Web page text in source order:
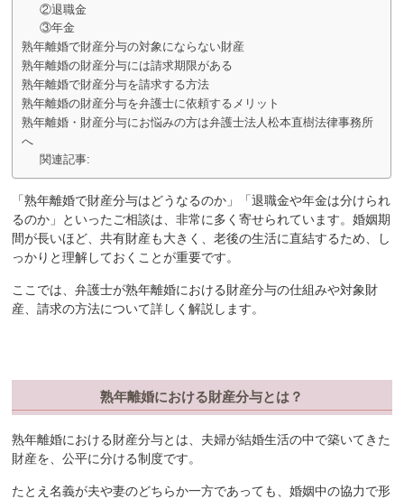
②退職金
③年金
熟年離婚で財産分与の対象にならない財産
熟年離婚の財産分与には請求期限がある
熟年離婚で財産分与を請求する方法
熟年離婚の財産分与を弁護士に依頼するメリット
熟年離婚・財産分与にお悩みの方は弁護士法人松本直樹法律事務所
へ
関連記事:
「熟年離婚で財産分与はどうなるのか」「退職金や年金は分けられ
るのか」といったご相談は、非常に多く寄せられています。婚姻期
間が長いほど、共有財産も大きく、老後の生活に直結するため、し
っかりと理解しておくことが重要です。
ここでは、弁護士が熟年離婚における財産分与の仕組みや対象財
産、請求の方法について詳しく解説します。
熟年離婚における財産分与とは？
熟年離婚における財産分与とは、夫婦が結婚生活の中で築いてきた
財産を、公平に分ける制度です。
たとえ名義が夫や妻のどちらか一方であっても、婚姻中の協力で形